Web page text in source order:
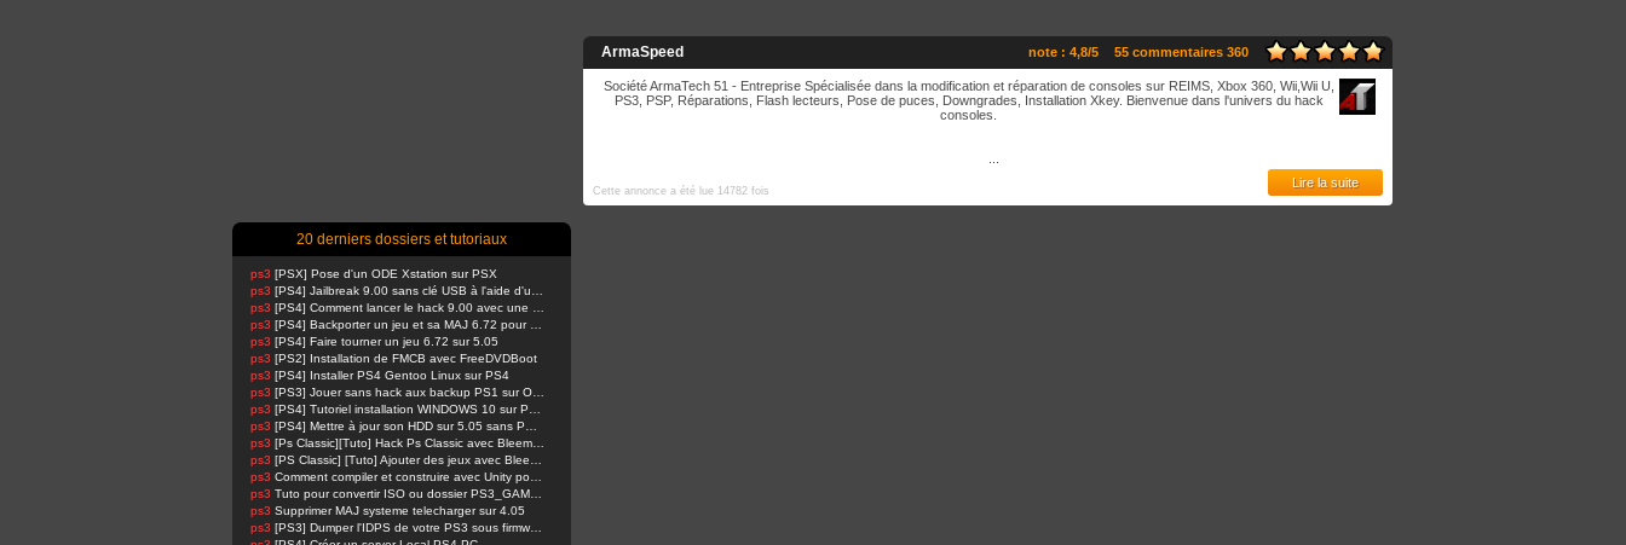
20 derniers dossiers et tutoriaux
ps3 [PSX] Pose d'un ODE Xstation sur PSX
ps3
ps3
ps3
ps3 [PS4] Faire tourner un jeu 6.72 sur 5.05
ps3 [PS2] Installation de FMCB avec FreeDVDBoot
ps3 [PS4] Installer PS4 Gentoo Linux sur PS4
ps3
ps3
ps3
ps3
ps3
ps3
ps3
ps3 Supprimer MAJ systeme telecharger sur 4.05
ps3
ArmaSpeed 55 commentaires 360
note : 4,8/5
Société ArmaTech 51 - Entreprise Spécialisée dans la modification et réparation de consoles sur REIMS, Xbox 360, Wii,Wii U,
PS3, PSP, Réparations, Flash lecteurs, Pose de puces, Downgrades, Installation Xkey. Bienvenue dans l'univers du hack
consoles.
Cette annonce a été lue 14782 fois
Lire la suite